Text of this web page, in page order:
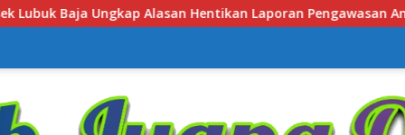
Laporan Pengawasan Anak Tanpa Izin Polsek